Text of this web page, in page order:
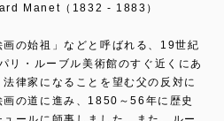
Manet（1832 - 1883）
画の始祖」などと呼ばれる、19世紀
リ・ルーブル美術館のすぐ近くにあ
律家になることを望む父の反対に
の道に進み、1850～56年に歴史